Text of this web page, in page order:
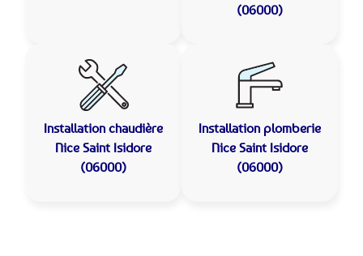
(06000)
Installation chaudière
Nice Saint Isidore
(06000)
Installation plomberie
Nice Saint Isidore
(06000)